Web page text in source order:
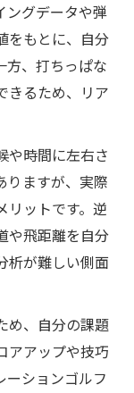
ングデータや弾
をもとに、自分
方、打ちっぱな
きるため、リア
や時間に左右さ
りますが、実際
リットです。逆
や飛距離を自分
析が難しい側面
め、自分の課題
アアップや技巧
ーションゴルフ